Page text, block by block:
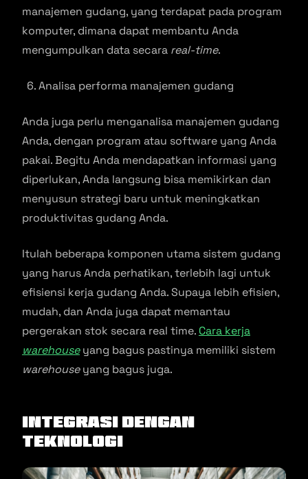
manajemen gudang, yang terdapat pada program
komputer, dimana dapat membantu Anda
mengumpulkan data secara real-time.
Analisa performa manajemen gudang
Anda juga perlu menganalisa manajemen gudang
Anda, dengan program atau software yang Anda
pakai. Begitu Anda mendapatkan informasi yang
diperlukan, Anda langsung bisa memikirkan dan
menyusun strategi baru untuk meningkatkan
produktivitas gudang Anda.
Itulah beberapa komponen utama sistem gudang
yang harus Anda perhatikan, terlebih lagi untuk
efisiensi kerja gudang Anda. Supaya lebih efisien,
mudah, dan Anda juga dapat memantau
pergerakan stok secara real time. Cara kerja
warehouseyang bagus pastinya memiliki sistem
warehouseyang bagus juga.
Integrasi dengan
Teknologi